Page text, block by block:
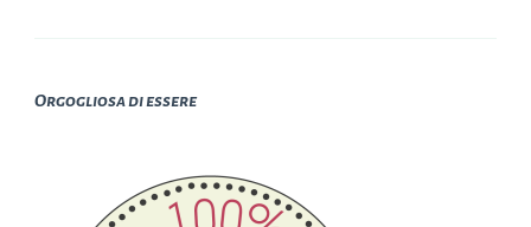
Orgogliosa di essere